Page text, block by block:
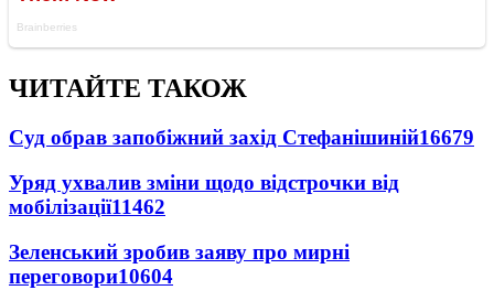
ЧИТАЙТЕ ТАКОЖ
Суд обрав запобіжний захід Стефанішиній16679
Уряд ухвалив зміни щодо відстрочки від
мобілізації11462
Зеленський зробив заяву про мирні
переговори10604